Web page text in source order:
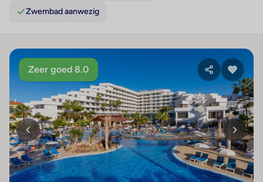
Zwembad aanwezig
Zeer goed 8.0